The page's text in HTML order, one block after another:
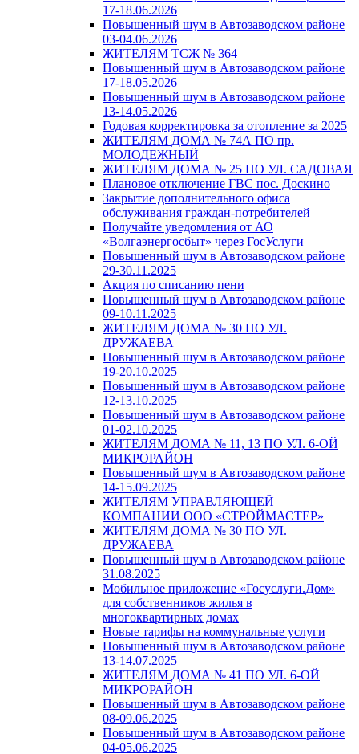
17-18.06.2026
Повышенный шум в Автозаводском районе
03-04.06.2026
ЖИТЕЛЯМ ТСЖ № 364
Повышенный шум в Автозаводском районе
17-18.05.2026
Повышенный шум в Автозаводском районе
13-14.05.2026
Годовая корректировка за отопление за 2025
ЖИТЕЛЯМ ДОМА № 74А ПО пр.
МОЛОДЕЖНЫЙ
ЖИТЕЛЯМ ДОМА № 25 ПО УЛ. САДОВАЯ
Плановое отключение ГВС пос. Доскино
Закрытие дополнительного офиса
обслуживания граждан-потребителей
Получайте уведомления от АО
«Волгаэнергосбыт» через ГосУслуги
Повышенный шум в Автозаводском районе
29-30.11.2025
Акция по списанию пени
Повышенный шум в Автозаводском районе
09-10.11.2025
ЖИТЕЛЯМ ДОМА № 30 ПО УЛ.
ДРУЖАЕВА
Повышенный шум в Автозаводском районе
19-20.10.2025
Повышенный шум в Автозаводском районе
12-13.10.2025
Повышенный шум в Автозаводском районе
01-02.10.2025
ЖИТЕЛЯМ ДОМА № 11, 13 ПО УЛ. 6-ОЙ
МИКРОРАЙОН
Повышенный шум в Автозаводском районе
14-15.09.2025
ЖИТЕЛЯМ УПРАВЛЯЮЩЕЙ
КОМПАНИИ ООО «СТРОЙМАСТЕР»
ЖИТЕЛЯМ ДОМА № 30 ПО УЛ.
ДРУЖАЕВА
Повышенный шум в Автозаводском районе
31.08.2025
Мобильное приложение «Госуслуги.Дом»
для собственников жилья в
многоквартирных домах
Новые тарифы на коммунальные услуги
Повышенный шум в Автозаводском районе
13-14.07.2025
ЖИТЕЛЯМ ДОМА № 41 ПО УЛ. 6-ОЙ
МИКРОРАЙОН
Повышенный шум в Автозаводском районе
08-09.06.2025
Повышенный шум в Автозаводском районе
04-05.06.2025